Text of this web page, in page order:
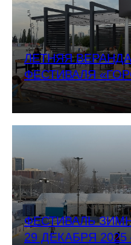
ЛЕТНЯЯ
ФЕСТИВАЛЯ
ФЕСТИВАЛЬ
29 ДЕКАБРЯ